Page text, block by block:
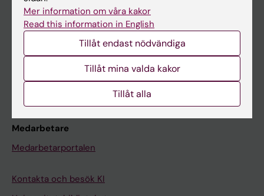
Canvas
Schema
Studentmejlen
Kurs- och programwebbar
Medarbetare
Medarbetarportalen
Kontakta och besök KI
Mer information om våra kakor
Read this information in English
Tillåt endast nödvändiga
Tillåt mina valda kakor
Tillåt alla